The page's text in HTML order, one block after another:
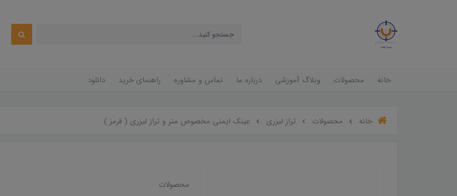
خانه محصولات وبلاگ آموزشی درباره ما تماس و مشاوره راهنمای خرید دانلود
خانه محصولات تراز لیزری عینک ایمنی مخصوص متر و تراز لیزری ( قرمز )
محصولات